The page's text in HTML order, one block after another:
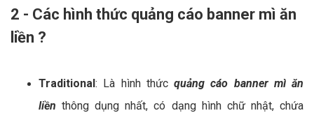
2 - Các hình thức quảng cáo banner mì ăn
liền ?
Traditional : Là hình thức quảng cáo banner mì ăn
liền thông dụng nhất, có dạng hình chữ nhật, chứa